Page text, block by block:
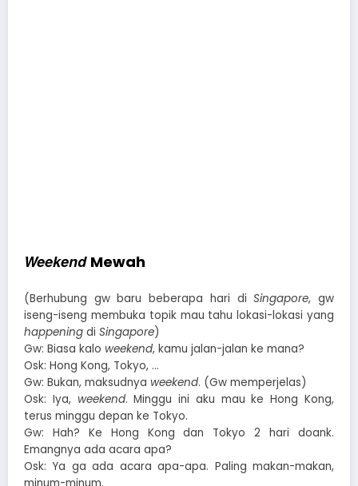
Weekend Mewah
(Berhubung gw baru beberapa hari diSingapore, gw
iseng-iseng membuka topik mau tahu lokasi-lokasi yang
happening di Singapore)
Gw: Biasa kalo weekend, kamu jalan-jalan ke mana?
Osk: Hong Kong, Tokyo, …
Gw: Bukan, maksudnya weekend. (Gw memperjelas)
Osk: Iya, weekend. Minggu ini aku mau ke Hong Kong,
terus minggu depan ke Tokyo.
Gw: Hah? Ke Hong Kong dan Tokyo 2 hari doank.
Emangnya ada acara apa?
Osk: Ya ga ada acara apa-apa. Paling makan-makan,